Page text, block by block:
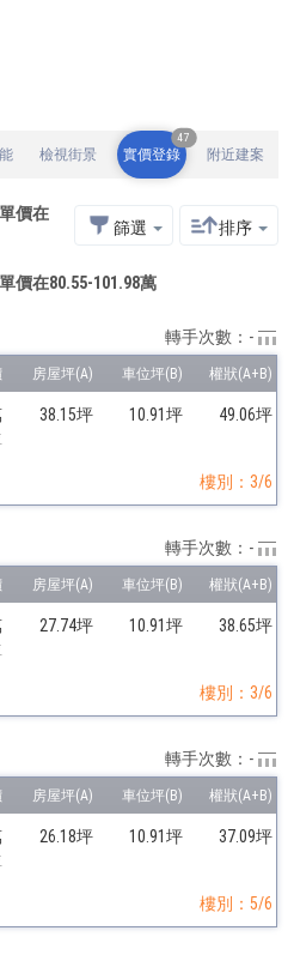
檢視街景 實價登錄
47
附近建案
價在
篩選 排序
價在80.55-101.98萬
38.15坪 10.91坪 49.06坪
樓別：3/6
轉手次數：-
27.74坪 10.91坪 38.65坪
樓別：3/6
轉手次數：-
26.18坪 10.91坪 37.09坪
樓別：5/6
轉手次數：-